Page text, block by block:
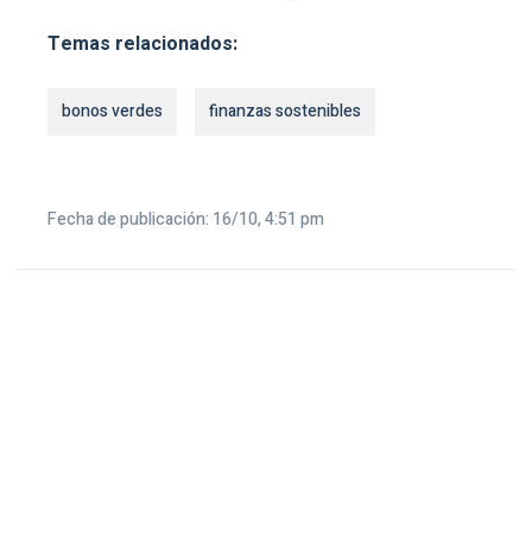
Temas relacionados:
bonos verdes finanzas sostenibles
Fecha de publicación: 16/10, 4:51 pm